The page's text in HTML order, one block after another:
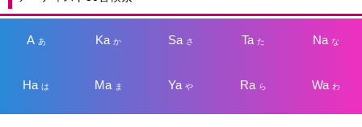
A あ Kaか Sa さ Taた Na な
Haは Ma ま Yaや Ra ら Wa わ